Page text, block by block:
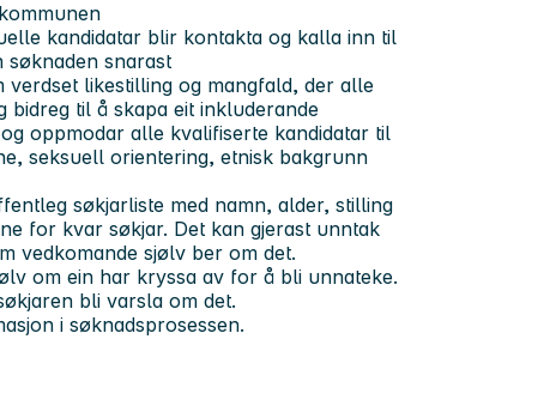
kandidatar blir kontakta og kalla inn til
søknaden snarast
likestilling og mangfald, der alle
til å skapa eit inkluderande
oppmodar alle kvalifiserte kandidatar til
seksuell orientering, etnisk bakgrunn
søkjarliste med namn, alder, stilling
for kvar søkjar. Det kan gjerast unntak
vedkomande sjølv ber om det.
om ein har kryssa av for å bli unnateke.
bli varsla om det.
i søknadsprosessen.